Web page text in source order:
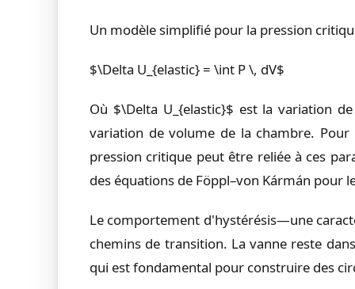
Un modèle simplifié pour la pression
$\Delta U_{elastic} = \int P \, dV$
Où $\Delta U_{elastic}$ est la variation
variation de volume de la chambre.
pression critique peut être reliée à ces
des équations de Föppl–von Kármán pour
Le comportement d'hystérésis—une
chemins de transition. La vanne reste
qui est fondamental pour construire des